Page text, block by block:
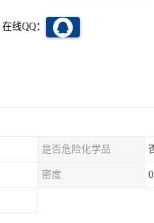
在线QQ：
是否危险化学品
密度